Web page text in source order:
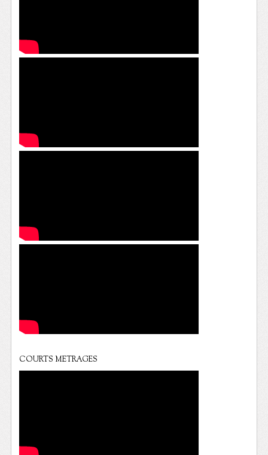
COURTS METRAGES